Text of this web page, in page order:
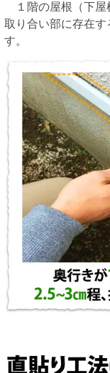
１階の屋根（下
取り合い部に存在す
す。